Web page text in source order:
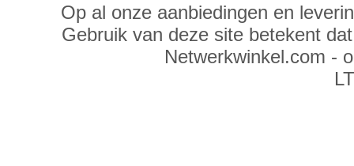
Op al onze aanbiedingen en
Gebruik van deze site betekent
Netwerkwinkel.com -